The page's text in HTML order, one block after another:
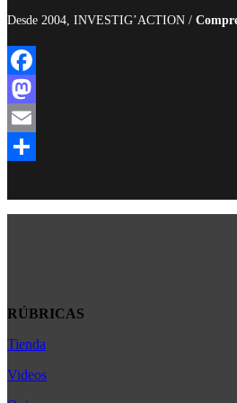
Desde 2004, INVESTIG’ACTION /
Facebook
Mastodon
Email
RÚBRICAS
Africa
América Latina
Asia
Tienda
Videos